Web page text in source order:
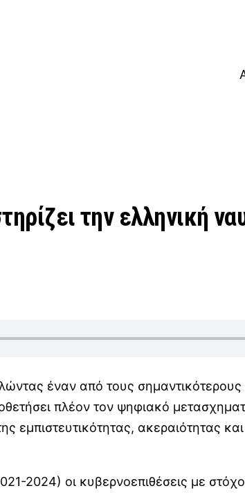
την ελληνική
έναν από τους
πλέον τον ψηφιακό
εμπιστευτικότητας, ακεραιότητας
2024) οι κυβερνοεπιθέσεις με